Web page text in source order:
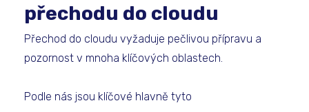
přechodu do cloudu
Přechod do cloudu vyžaduje pečlivou přípravu a
pozornost v mnoha klíčových oblastech.
Podle nás jsou klíčové hlavně tyto